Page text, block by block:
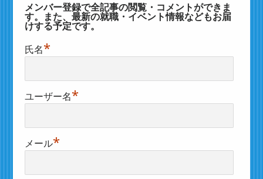
メンバー登録で全記事の閲覧・コメントができま
す。また、最新の就職・イベント情報などもお届
けする予定です。
氏名*
ユーザー名*
メール*